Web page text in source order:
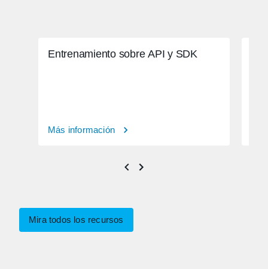
Entrenamiento sobre API y SDK
Más información
Mira todos los recursos